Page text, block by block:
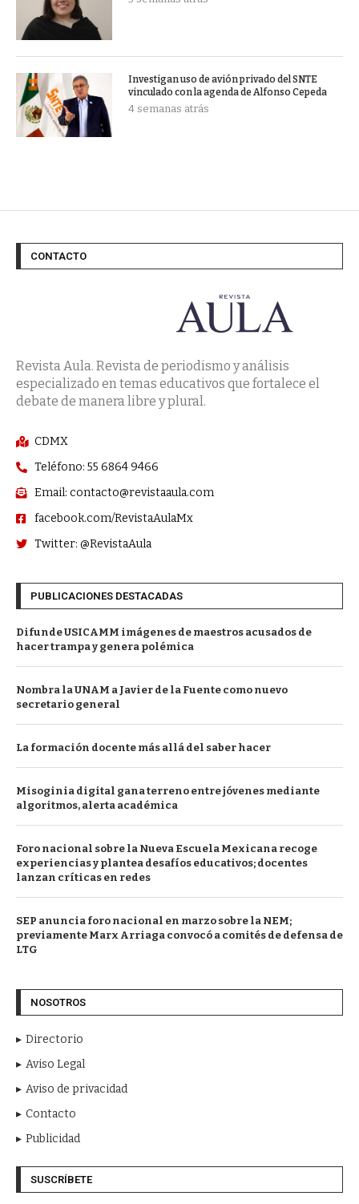
Investigan uso de avión privado del SNTE
vinculado con la agenda de Alfonso Cepeda
4 semanas atrás
CONTACTO
Revista Aula. Revista de periodismo y análisis
especializado en temas educativos que fortalece el
debate de manera libre y plural.
CDMX
Teléfono: 55 6864 9466
Email: contacto@revistaaula.com
facebook.com/RevistaAulaMx
Twitter: @RevistaAula
PUBLICACIONES DESTACADAS
Difunde USICAMM imágenes de maestros acusados de
hacer trampa y genera polémica
Nombra la UNAM a Javier de la Fuente como nuevo
secretario general
La formación docente más allá del saber hacer
Misoginia digital gana terreno entre jóvenes mediante
algoritmos, alerta académica
Foro nacional sobre la Nueva Escuela Mexicana recoge
experiencias y plantea desafíos educativos; docentes
lanzan críticas en redes
SEP anuncia foro nacional en marzo sobre la NEM;
previamente Marx Arriaga convocó a comités de defensa de
LTG
NOSOTROS
Directorio
Aviso Legal
Aviso de privacidad
Contacto
Publicidad
SUSCRÍBETE